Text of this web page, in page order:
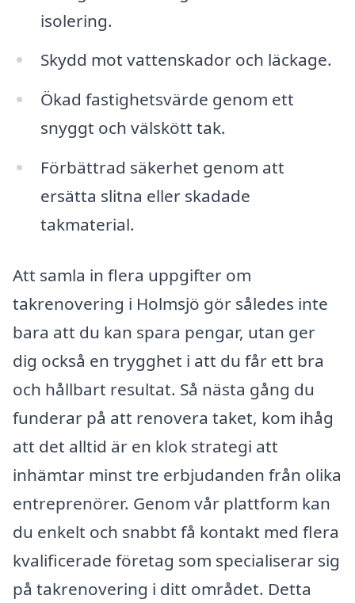
isolering.
Skydd mot vattenskador och läckage.
Ökad fastighetsvärde genom ett
snyggt och välskött tak.
Förbättrad säkerhet genom att
ersätta slitna eller skadade
takmaterial.
Att samla in flera uppgifter om
takrenovering i Holmsjö gör således inte
bara att du kan spara pengar, utan ger
dig också en trygghet i att du får ett bra
och hållbart resultat. Så nästa gång du
funderar på att renovera taket, kom ihåg
att det alltid är en klok strategi att
inhämtar minst tre erbjudanden från olika
entreprenörer. Genom vår plattform kan
du enkelt och snabbt få kontakt med flera
kvalificerade företag som specialiserar sig
på takrenovering i ditt området. Detta